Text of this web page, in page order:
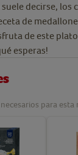
decirse, los
de
de este
esperas!
para esta